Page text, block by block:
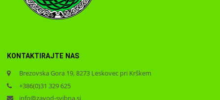
KONTAKTIRAJTE NAS
Brezovska Gora 19, 8273 Leskovec pri Krškem
+386(0)31 329 625